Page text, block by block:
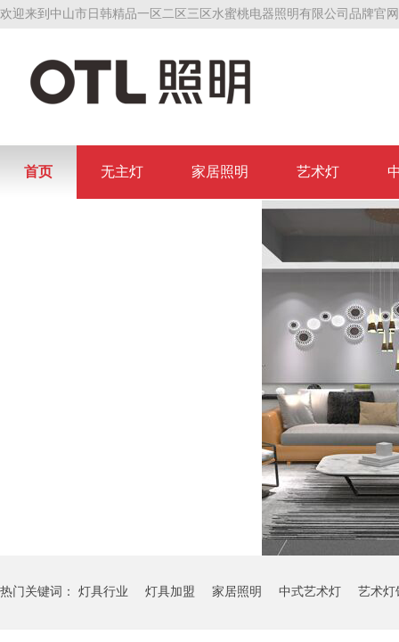
欢迎来到中山市日韩精品一区二区三区水蜜桃电器照明有限公司品牌官
首页 无主灯 家居照明 艺术灯
热门关键词： 灯具行业 灯具加盟 家居照明 中式艺术灯 艺术灯